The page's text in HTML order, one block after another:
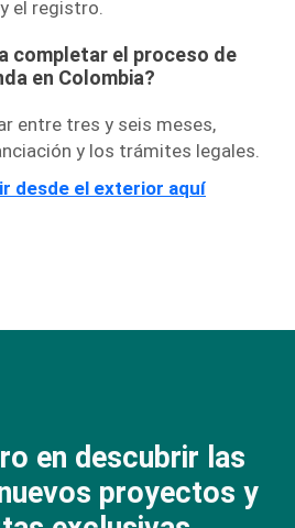
el registro.
completar el proceso de
en Colombia?
entre tres y seis meses,
y los trámites legales.
desde el exterior aquí
en descubrir las
proyectos y